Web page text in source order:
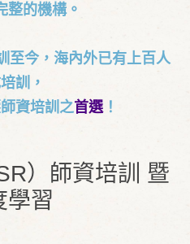
整的機構。
至今，海內外已有上百人
訓，
資培訓之首選！
）師資培訓 暨
學習